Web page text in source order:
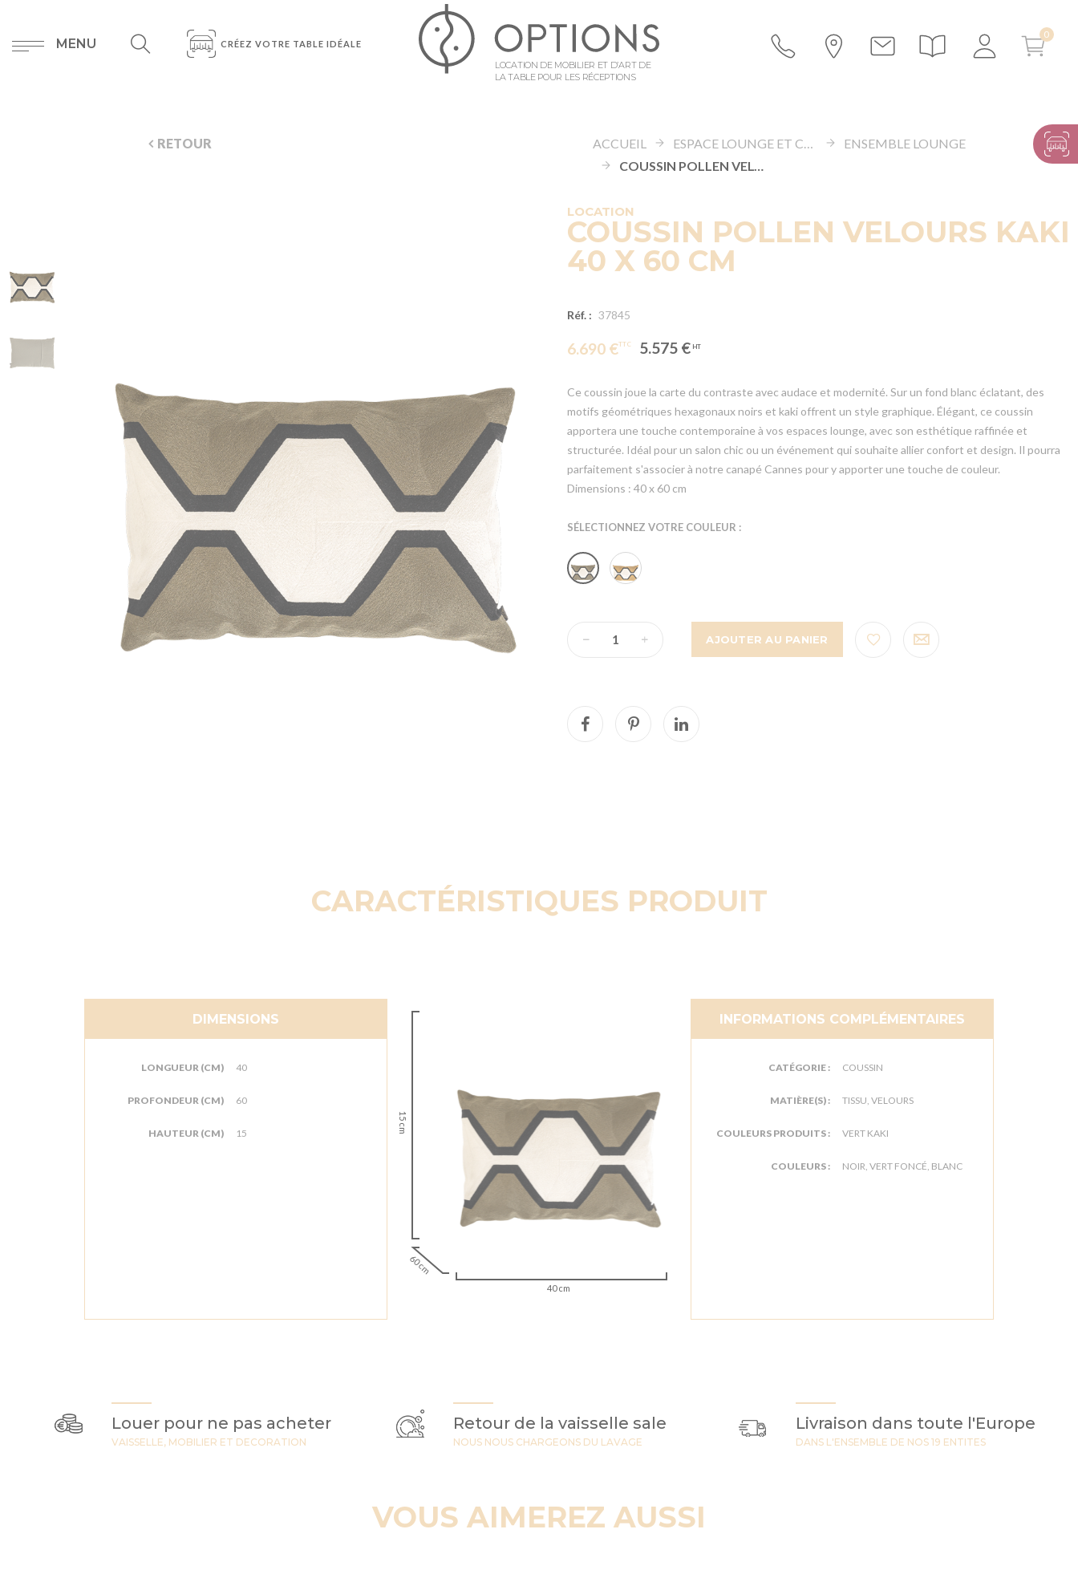
MENU CRÉEZ VOTRE TABLE IDÉALE
LOCATION DE MOBILIER ET D’ART DE
LA TABLE POUR LES RÉCEPTIONS
RETOUR ACCUEIL ESPACE LOUNGE ET CANAPÉS
ENSEMBLE LOUNGE
COUSSIN POLLEN VELOURS KAKI 40 X 60 CM
LOCATION
COUSSIN POLLEN VELOURS KAKI
40 X 60 CM
Réf. : 37845
6.690 € 5.575 €
Ce coussin joue la carte du contraste avec audace et modernité. Sur un fond blanc éclatant, des
motifs géométriques hexagonaux noirs et kaki offrent un style graphique. Élégant, ce coussin
apportera une touche contemporaine à vos espaces lounge, avec son esthétique raffinée et
structurée. Idéal pour un salon chic ou un événement qui souhaite allier confort et design. Il pourra
parfaitement s'associer à notre canapé Cannes pour y apporter une touche de couleur.
Dimensions : 40 x 60 cm
SÉLECTIONNEZ VOTRE COULEUR :
AJOUTER AU PANIER
CARACTÉRISTIQUES PRODUIT
DIMENSIONS
LONGUEUR (CM) 40
PROFONDEUR (CM) 60
HAUTEUR (CM) 15 15 cm
60 cm
40 cm
INFORMATIONS COMPLÉMENTAIRES
CATÉGORIE : COUSSIN
MATIÈRE(S) : TISSU, VELOURS
COULEURS PRODUITS : VERT KAKI
COULEURS : NOIR, VERT FONCÉ, BLANC
Louer pour ne pas acheter
VAISSELLE, MOBILIER ET DECORATION
Retour de la vaisselle sale
NOUS NOUS CHARGEONS DU LAVAGE
Livraison dans toute l'Europe
DANS L'ENSEMBLE DE NOS 19 ENTITES
VOUS AIMEREZ AUSSI